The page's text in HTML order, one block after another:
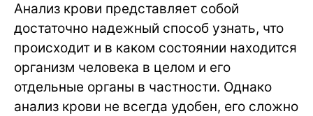
Анализ крови представляет собой
достаточно надежный способ узнать, что
происходит и в каком состоянии находится
организм человека в целом и его
отдельные органы в частности. Однако
анализ крови не всегда удобен, его сложно